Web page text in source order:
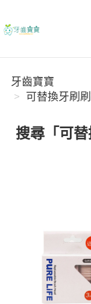
牙齒寶寶
牙齒寶寶
可替換牙刷
搜尋「可